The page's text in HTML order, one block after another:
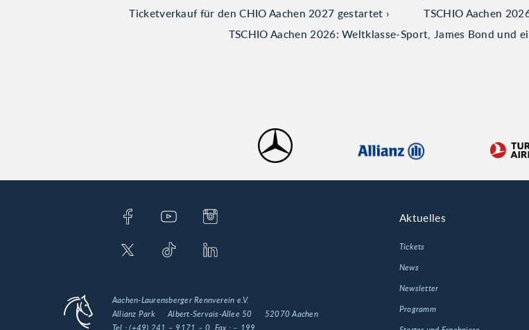
Ticketverkauf für den CHIO Aachen 2027 gestartet
TSCHIO Aachen
TSCHIO Aachen 2026: Weltklasse-Sport, James Bond und
Aktuelles
Tickets
News
Newsletter
Programm
Aachen-Laurensberger Rennverein e.V.
Allianz Park
Albert-Servais-Allee 50
52070 Aachen
Tel.:(+49) 241 – 9171 – 0 , Fax.: – 199